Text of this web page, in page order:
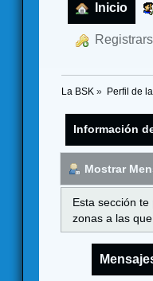
Inicio
La BSK » Perfil de
Información
Mostrar
Esta sección
zonas a las